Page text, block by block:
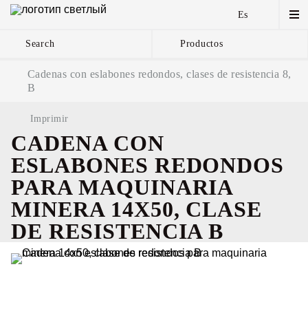
Es
Search Productos
componentes
Cadenas con eslabones redondos, clases de resistencia 8,
B
Imprimir
CADENA CON
ESLABONES REDONDOS
PARA MAQUINARIA
MINERA 14Х50, CLASE
DE RESISTENCIA B